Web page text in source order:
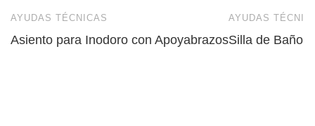
AYUDAS TÉCNICAS
Asiento para Inodoro con Apoyabrazos
AYUDAS
Silla de Baño